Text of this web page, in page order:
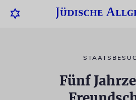
Fünf